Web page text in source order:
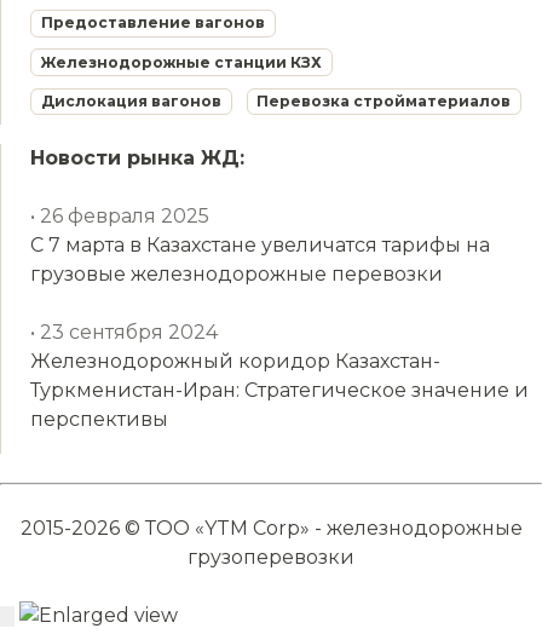
Предоставление вагонов
Железнодорожные станции КЗХ
Дислокация вагонов Перевозка стройматериалов
Новости рынка ЖД:
• 26 февраля 2025
С 7 марта в Казахстане увеличатся тарифы на
грузовые железнодорожные перевозки
• 23 сентября 2024
Железнодорожный коридор Казахстан-
Туркменистан-Иран: Стратегическое значение и
перспективы
2015-2026 © ТОО «YTM Corp» - железнодорожные
грузоперевозки